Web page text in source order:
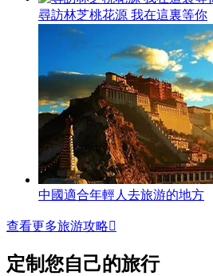
尋訪林芝桃花源 我在這裏等你
中國適合年輕人去旅游的地方
查看更多旅游攻略
定制您自己的旅行